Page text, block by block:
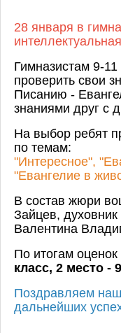
28 января в
Гимназистам 9-
проверить свои
Писанию -
знаниями друг с
На выбор ребят
по темам:
"Интересное",
"Евангелие в
В состав жюри
Зайцев,
Валентина
По итогам
класс, 2 место -
Поздравляем
дальнейших